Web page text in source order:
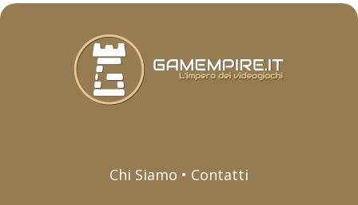
Chi Siamo • Contatti